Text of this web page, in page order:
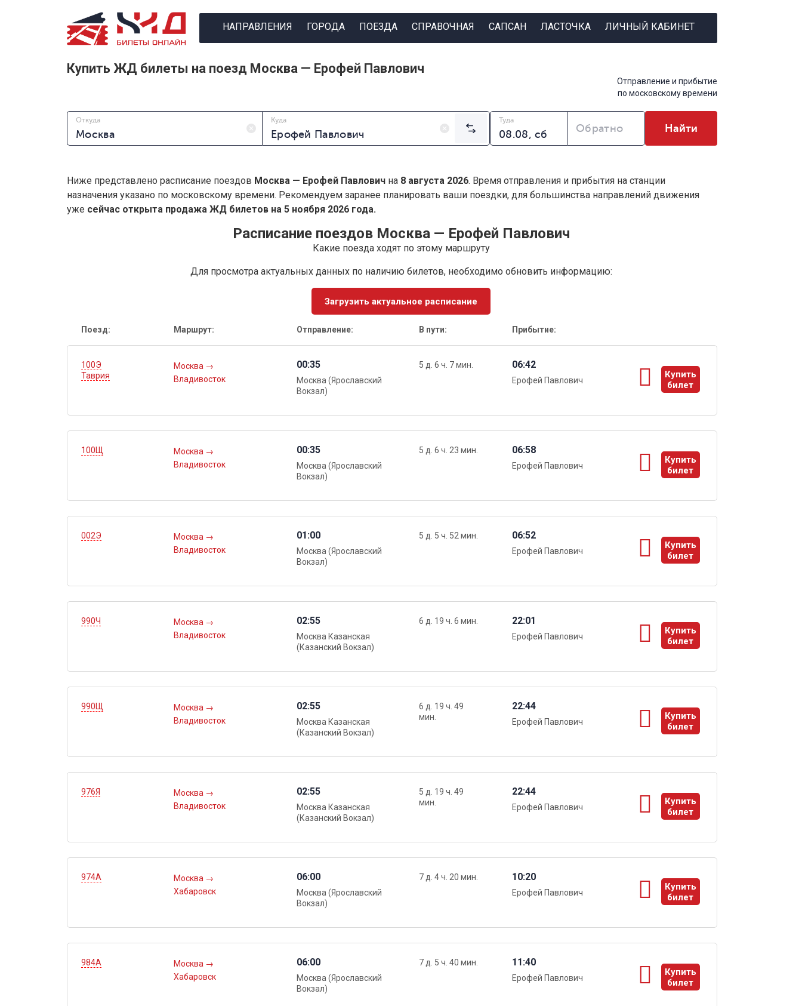
НАПРАВЛЕНИЯ ГОРОДА ПОЕЗДА СПРАВОЧНАЯ САПСАН ЛАСТОЧКА ЛИЧНЫЙ КАБИНЕТ
Купить ЖД билеты на поезд Москва — Ерофей Павлович
Отправление и прибытие
по московскому времени
Откуда Куда Туда
Обратно Найти
Ниже представлено расписание поездов Москва — Ерофей Павлович на 8 августа 2026. Время отправления и прибытия на станции
назначения указано по московскому времени. Рекомендуем заранее планировать ваши поездки, для большинства направлений движения
уже сейчас открыта продажа ЖД билетов на 5 ноября 2026 года.
Расписание поездов Москва — Ерофей Павлович
Какие поезда ходят по этому маршруту
Для просмотра актуальных данных по наличию билетов, необходимо обновить информацию:
Загрузить актуальное расписание
Поезд: Маршрут: Отправление: В пути: Прибытие:
100Э
Таврия
Москва →
Владивосток
00:35
Москва (Ярославский
Вокзал)
5 д. 6 ч. 7 мин. 06:42
Ерофей Павлович
Купить
билет
ы
100Щ Москва →
Владивосток
00:35
Москва (Ярославский
Вокзал)
5 д. 6 ч. 23 мин. 06:58
Ерофей Павлович
Купить
билет
ы
002Э Москва →
Владивосток
01:00
Москва (Ярославский
Вокзал)
5 д. 5 ч. 52 мин. 06:52
Ерофей Павлович
Купить
билет
ы
990Ч Москва →
Владивосток
02:55
Москва Казанская
(Казанский Вокзал)
6 д. 19 ч. 6 мин. 22:01
Ерофей Павлович
Купить
билет
ы
990Щ Москва →
Владивосток
02:55
Москва Казанская
(Казанский Вокзал)
6 д. 19 ч. 49
мин.
22:44
Ерофей Павлович
Купить
билет
ы
976Я Москва →
Владивосток
02:55
Москва Казанская
(Казанский Вокзал)
5 д. 19 ч. 49
мин.
22:44
Ерофей Павлович
Купить
билет
ы
974А Москва →
Хабаровск
06:00
Москва (Ярославский
Вокзал)
7 д. 4 ч. 20 мин. 10:20
Ерофей Павлович
Купить
билет
ы
984А Москва →
Хабаровск
06:00
Москва (Ярославский
Вокзал)
7 д. 5 ч. 40 мин. 11:40
Ерофей Павлович
Купить
билет
ы